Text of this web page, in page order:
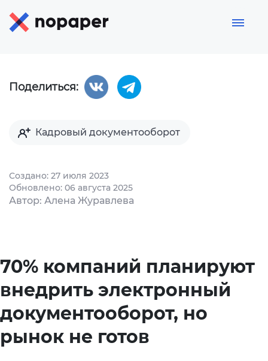
Поделиться:
Кадровый документооборот
Создано: 27 июля 2023
Обновлено: 06 августа 2025
Автор: Алена Журавлева
70% компаний планируют
внедрить электронный
документооборот, но
рынок не готов